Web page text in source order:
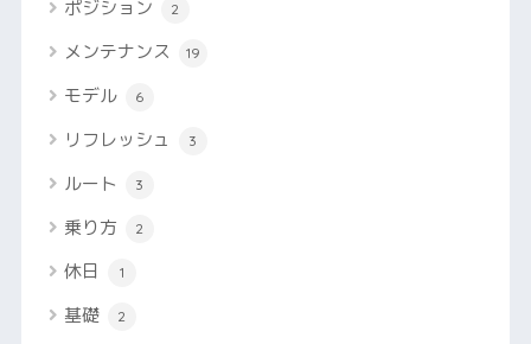
ポジション 2
メンテナンス 19
モデル 6
リフレッシュ 3
ルート 3
乗り方 2
休日 1
基礎 2